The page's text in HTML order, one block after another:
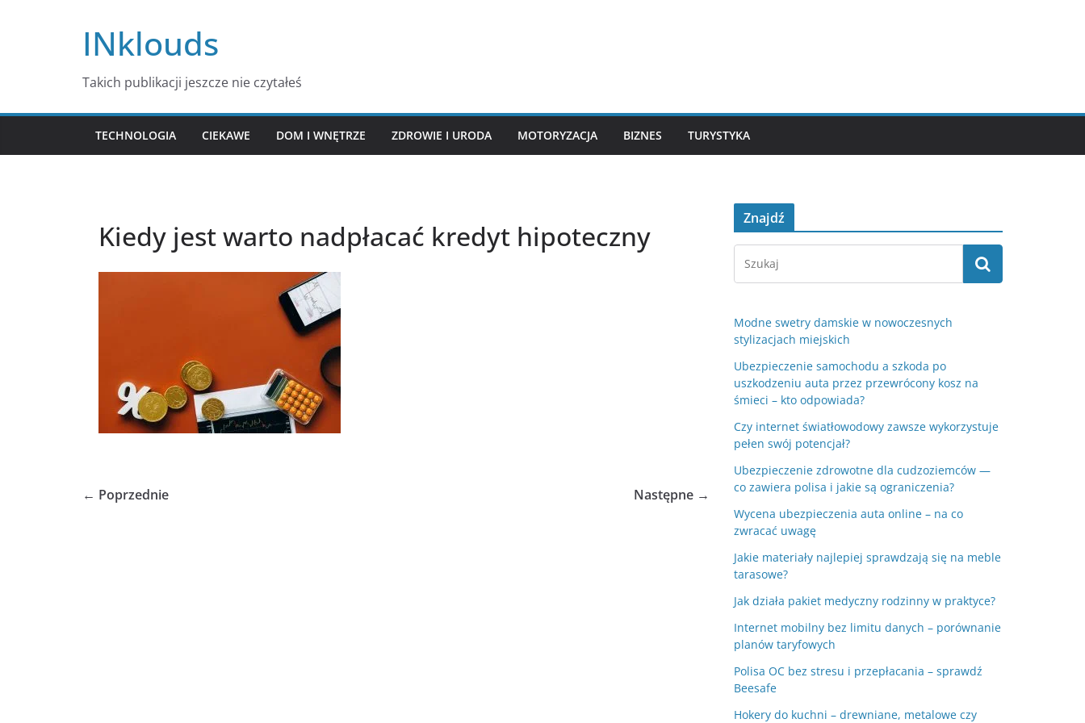
INklouds
Takich publikacji jeszcze nie czytałeś
TECHNOLOGIA CIEKAWE DOM I WNĘTRZE ZDROWIE I URODA MOTORYZACJA BIZNES TURYSTYKA
Kiedy jest warto nadpłacać kredyt hipoteczny
← Poprzednie Następne →
Znajdź
Modne swetry damskie w nowoczesnych
stylizacjach miejskich
Ubezpieczenie samochodu a szkoda po
uszkodzeniu auta przez przewrócony kosz na
śmieci – kto odpowiada?
Czy internet światłowodowy zawsze wykorzystuje
pełen swój potencjał?
Ubezpieczenie zdrowotne dla cudzoziemców —
co zawiera polisa i jakie są ograniczenia?
Wycena ubezpieczenia auta online – na co
zwracać uwagę
Jakie materiały najlepiej sprawdzają się na meble
tarasowe?
Jak działa pakiet medyczny rodzinny w praktyce?
Internet mobilny bez limitu danych – porównanie
planów taryfowych
Polisa OC bez stresu i przepłacania – sprawdź
Beesafe
Hokery do kuchni – drewniane, metalowe czy